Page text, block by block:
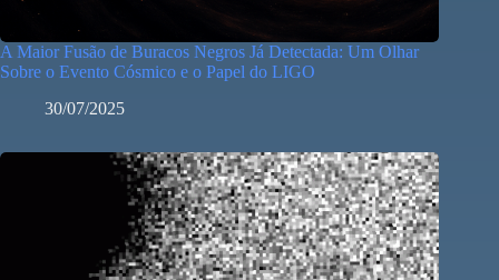
A Maior Fusão de Buracos Negros Já Detectada: Um Olhar
Sobre o Evento Cósmico e o Papel do LIGO
30/07/2025